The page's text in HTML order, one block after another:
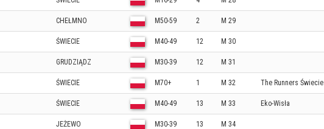
CHEŁMNO M50-59 2 M 29
ŚWIECIE M40-49 12 M 30
GRUDZIĄDZ M30-39 12 M 31
ŚWIECIE M70+ 1 M 32 The Runners Świecie
ŚWIECIE M40-49 13 M 33 Eko-Wisła
JEŻEWO M30-39 13 M 34